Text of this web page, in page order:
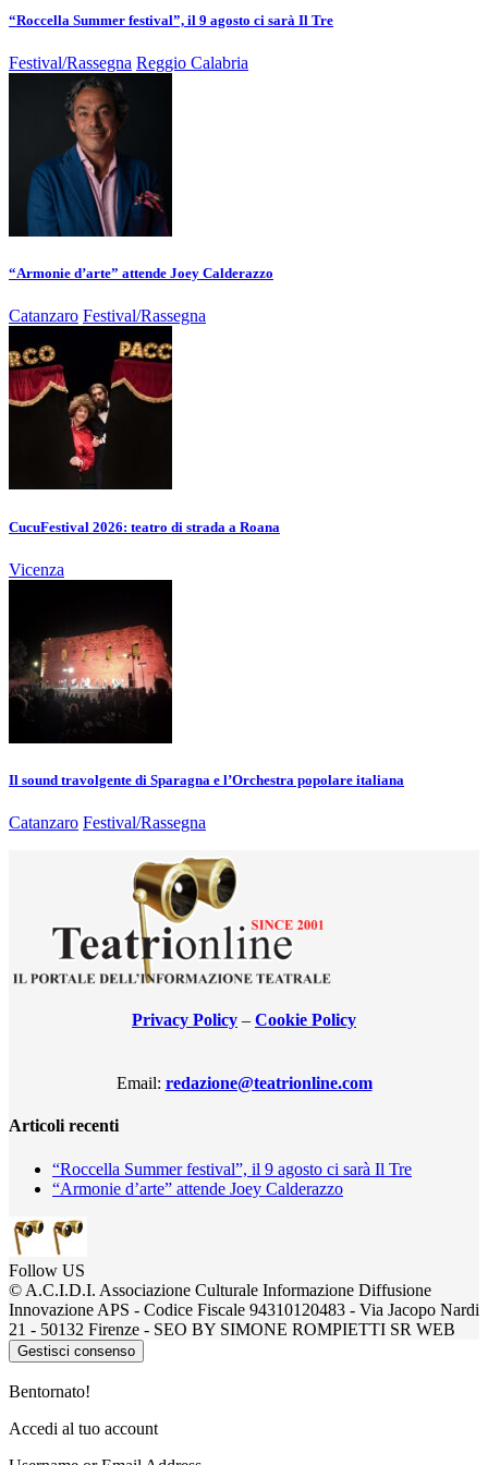
“Roccella Summer festival”, il 9 agosto ci sarà Il Tre
Festival/Rassegna Reggio Calabria
“Armonie d’arte” attende Joey Calderazzo
Catanzaro Festival/Rassegna
CucuFestival 2026: teatro di strada a Roana
Vicenza
Il sound travolgente di Sparagna e l’Orchestra popolare italiana
Catanzaro Festival/Rassegna
Privacy Policy – Cookie Policy
Email: redazione@teatrionline.com
Articoli recenti
“Roccella Summer festival”, il 9 agosto ci sarà Il Tre
“Armonie d’arte” attende Joey Calderazzo
Follow US
© A.C.I.D.I. Associazione Culturale Informazione Diffusione
Innovazione APS - Codice Fiscale 94310120483 - Via Jacopo Nardi
21 - 50132 Firenze - SEO BY SIMONE ROMPIETTI SR WEB
Gestisci consenso
Bentornato!
Accedi al tuo account